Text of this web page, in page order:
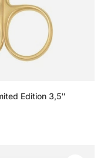
Edition 3,5''